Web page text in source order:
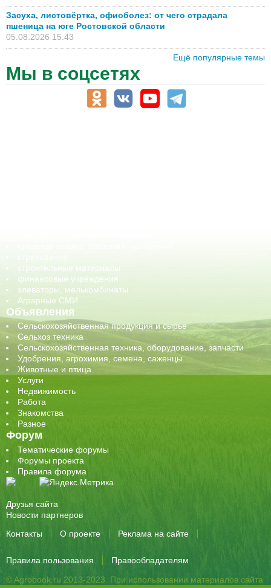
Засуха, листовёртка, офиоболез: от чего страдала
пшеница на юге Ростовской области
05.08.2026 15:43
Ещё популярные темы
Мы в соцсетях
строительные материалы
финансовые учреждения
элеваторы, мелькомбинаты
Аграрные СМИ
Объявления
Сельскохозяйственная продукция и сырье
Сельхоз техника
Сельскохозяйственная техника, оборудование, запчасти
Удобрения, агрохимия, семена, саженцы
Животные и птица
Услуги
Недвижимость
Работа
Знакомства
Разное
Форум
Тематические форумы
Форумы проекта
Правила форума
Друзья сайта
Новости партнеров
Контакты
О проекте Реклама на сайте
Правила пользования
Правообладателям
© Agrobook.ru 2013-2023. При использовании материалов сайта